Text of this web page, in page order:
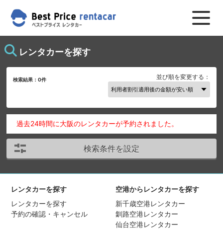
レンタカーを探す
検索結果：0件 並び順を変更する：
過去24時間に大阪のレンタカーが予約されました。
検索条件を設定
レンタカーを探す
レンタカーを探す
予約の確認・キャンセル
空港からレンタカーを探す
新千歳空港レンタカー
釧路空港レンタカー
仙台空港レンタカー